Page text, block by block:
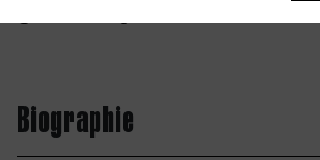
Biographie